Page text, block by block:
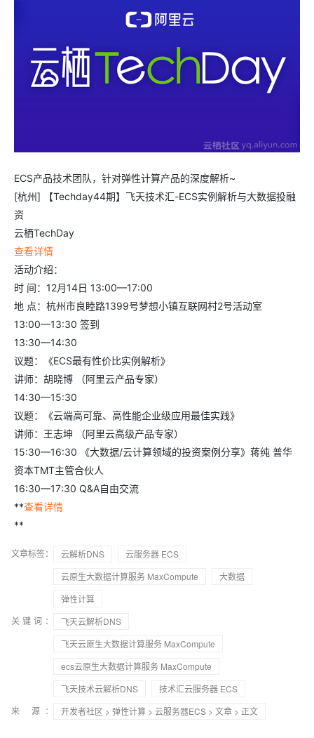
ECS产品技术团队，针对弹性计算产品的深度解析~
[杭州] 【Techday44期】飞天技术汇-ECS实例解析与大数据投融
资
云栖TechDay
查看详情
活动介绍：
时 间：12月14日 13:00—17:00
地 点：杭州市良睦路1399号梦想小镇互联网村2号活动室
13:00—13:30 签到
13:30—14:30
议题：《ECS最有性价比实例解析》
讲师：胡晓博 （阿里云产品专家）
14:30—15:30
议题：《云端高可靠、高性能企业级应用最佳实践》
讲师：王志坤 （阿里云高级产品专家）
15:30—16:30 《大数据/云计算领域的投资案例分享》蒋纯 普华
资本TMT主管合伙人
16:30—17:30 Q&A自由交流
**查看详情
**
文章标签： 云解析DNS
云服务器 ECS
云原生大数据计算服务 MaxCompute
大数据
弹性计算
关键词：
飞天云解析DNS
飞天云原生大数据计算服务 MaxCompute
ecs云原生大数据计算服务 MaxCompute
飞天技术云解析DNS
技术汇云服务器 ECS
来 源：
开发者社区 > 弹性计算 > 云服务器ECS > 文章 > 正文